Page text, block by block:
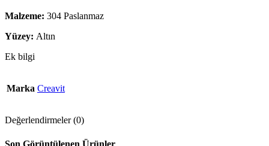
Malzeme: 304 Paslanmaz
Yüzey: Altın
Ek bilgi
Marka Creavit
Değerlendirmeler (0)
Son Görüntülenen Ürünler